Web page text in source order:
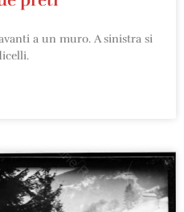
a un muro. A sinistra si